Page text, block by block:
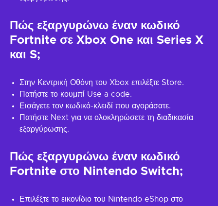
Πώς εξαργυρώνω έναν κωδικό
Fortnite σε Xbox One και Series X
και S;
Στην Κεντρική Οθόνη του Xbox επιλέξτε Store.
Πατήστε το κουμπί Use a code.
Εισάγετε τον κωδικό-κλειδί που αγοράσατε.
Πατήστε Next για να ολοκληρώσετε τη διαδικασία
εξαργύρωσης.
Πώς εξαργυρώνω έναν κωδικό
Fortnite στο Nintendo Switch;
Επιλέξτε το εικονίδιο του Nintendo eShop στο